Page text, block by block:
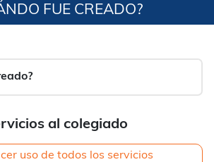
FUE CREADO?
al colegiado
uso de todos los servicios